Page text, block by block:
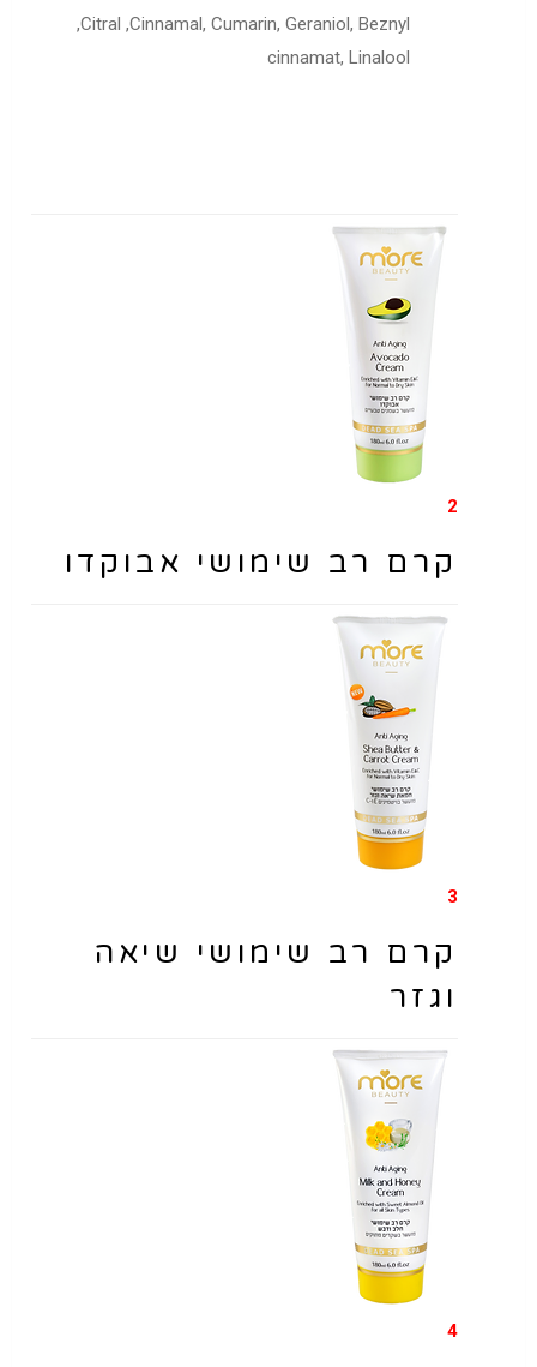
,Citral ,Cinnamal, Cumarin, Geraniol, Beznyl
cinnamat, Linalool
2
קרם רב שימושי אבוקדו
3
קרם רב שימושי שיאה
וגזר
4